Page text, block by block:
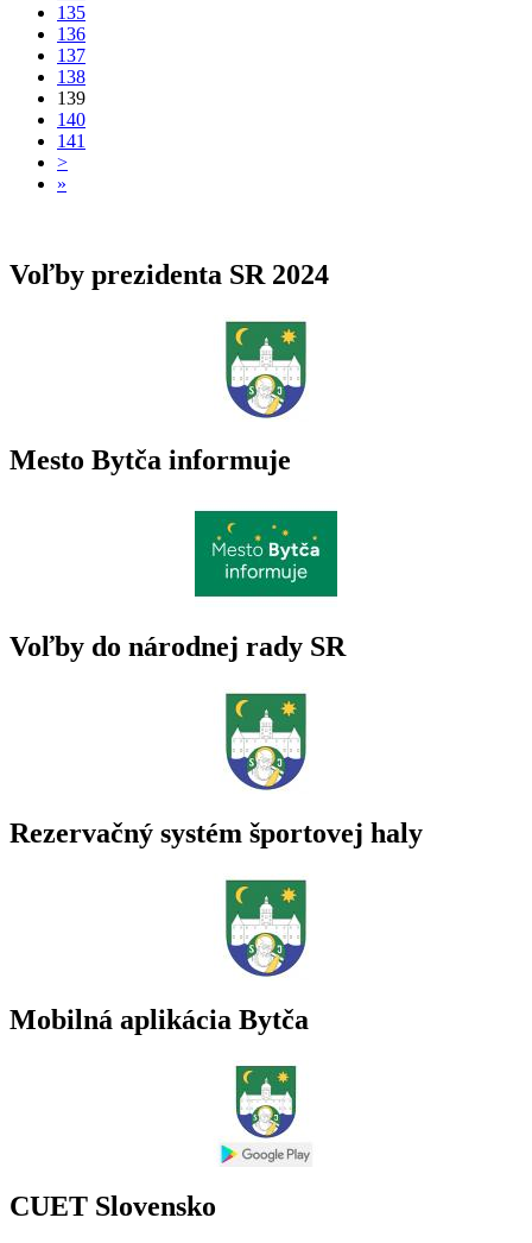
135
136
137
138
139
140
141
>
»
Voľby prezidenta SR 2024
Mesto Bytča informuje
Voľby do národnej rady SR
Rezervačný systém športovej haly
Mobilná aplikácia Bytča
CUET Slovensko